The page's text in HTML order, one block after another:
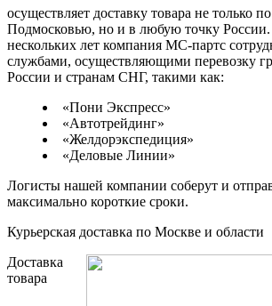
осуществляет доставку товара не только
Подмосковью, но и в любую точку
нескольких лет компания МС-партс
службами, осуществляющими перевозку
России и странам СНГ, такими как:
«Пони Экспресс»
«Автотрейдинг»
«Желдорэкспедиция»
«Деловые Линии»
Логисты нашей компании соберут и
максимально короткие сроки.
Курьерская доставка по Москве и области
Доставка
товара